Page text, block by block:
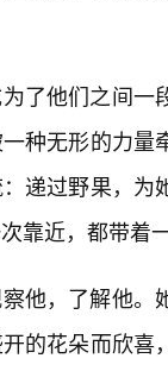
了他们之间一
种无形的力
递过野果，
靠近，都带着
他，了解他
的花朵而欣